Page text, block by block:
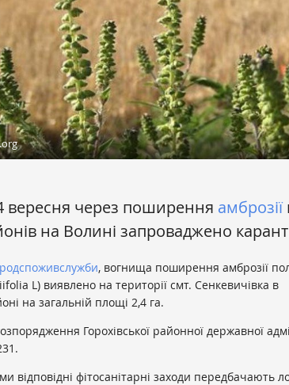
вересня через поширення амброзії
на Волині запроваджено
, вогнища поширення амброзії
L) виявлено на території смт. Сенкевичівка в
на загальній площі 2,4 га.
Горохівської районної державної
відповідні фітосанітарні заходи передбачають